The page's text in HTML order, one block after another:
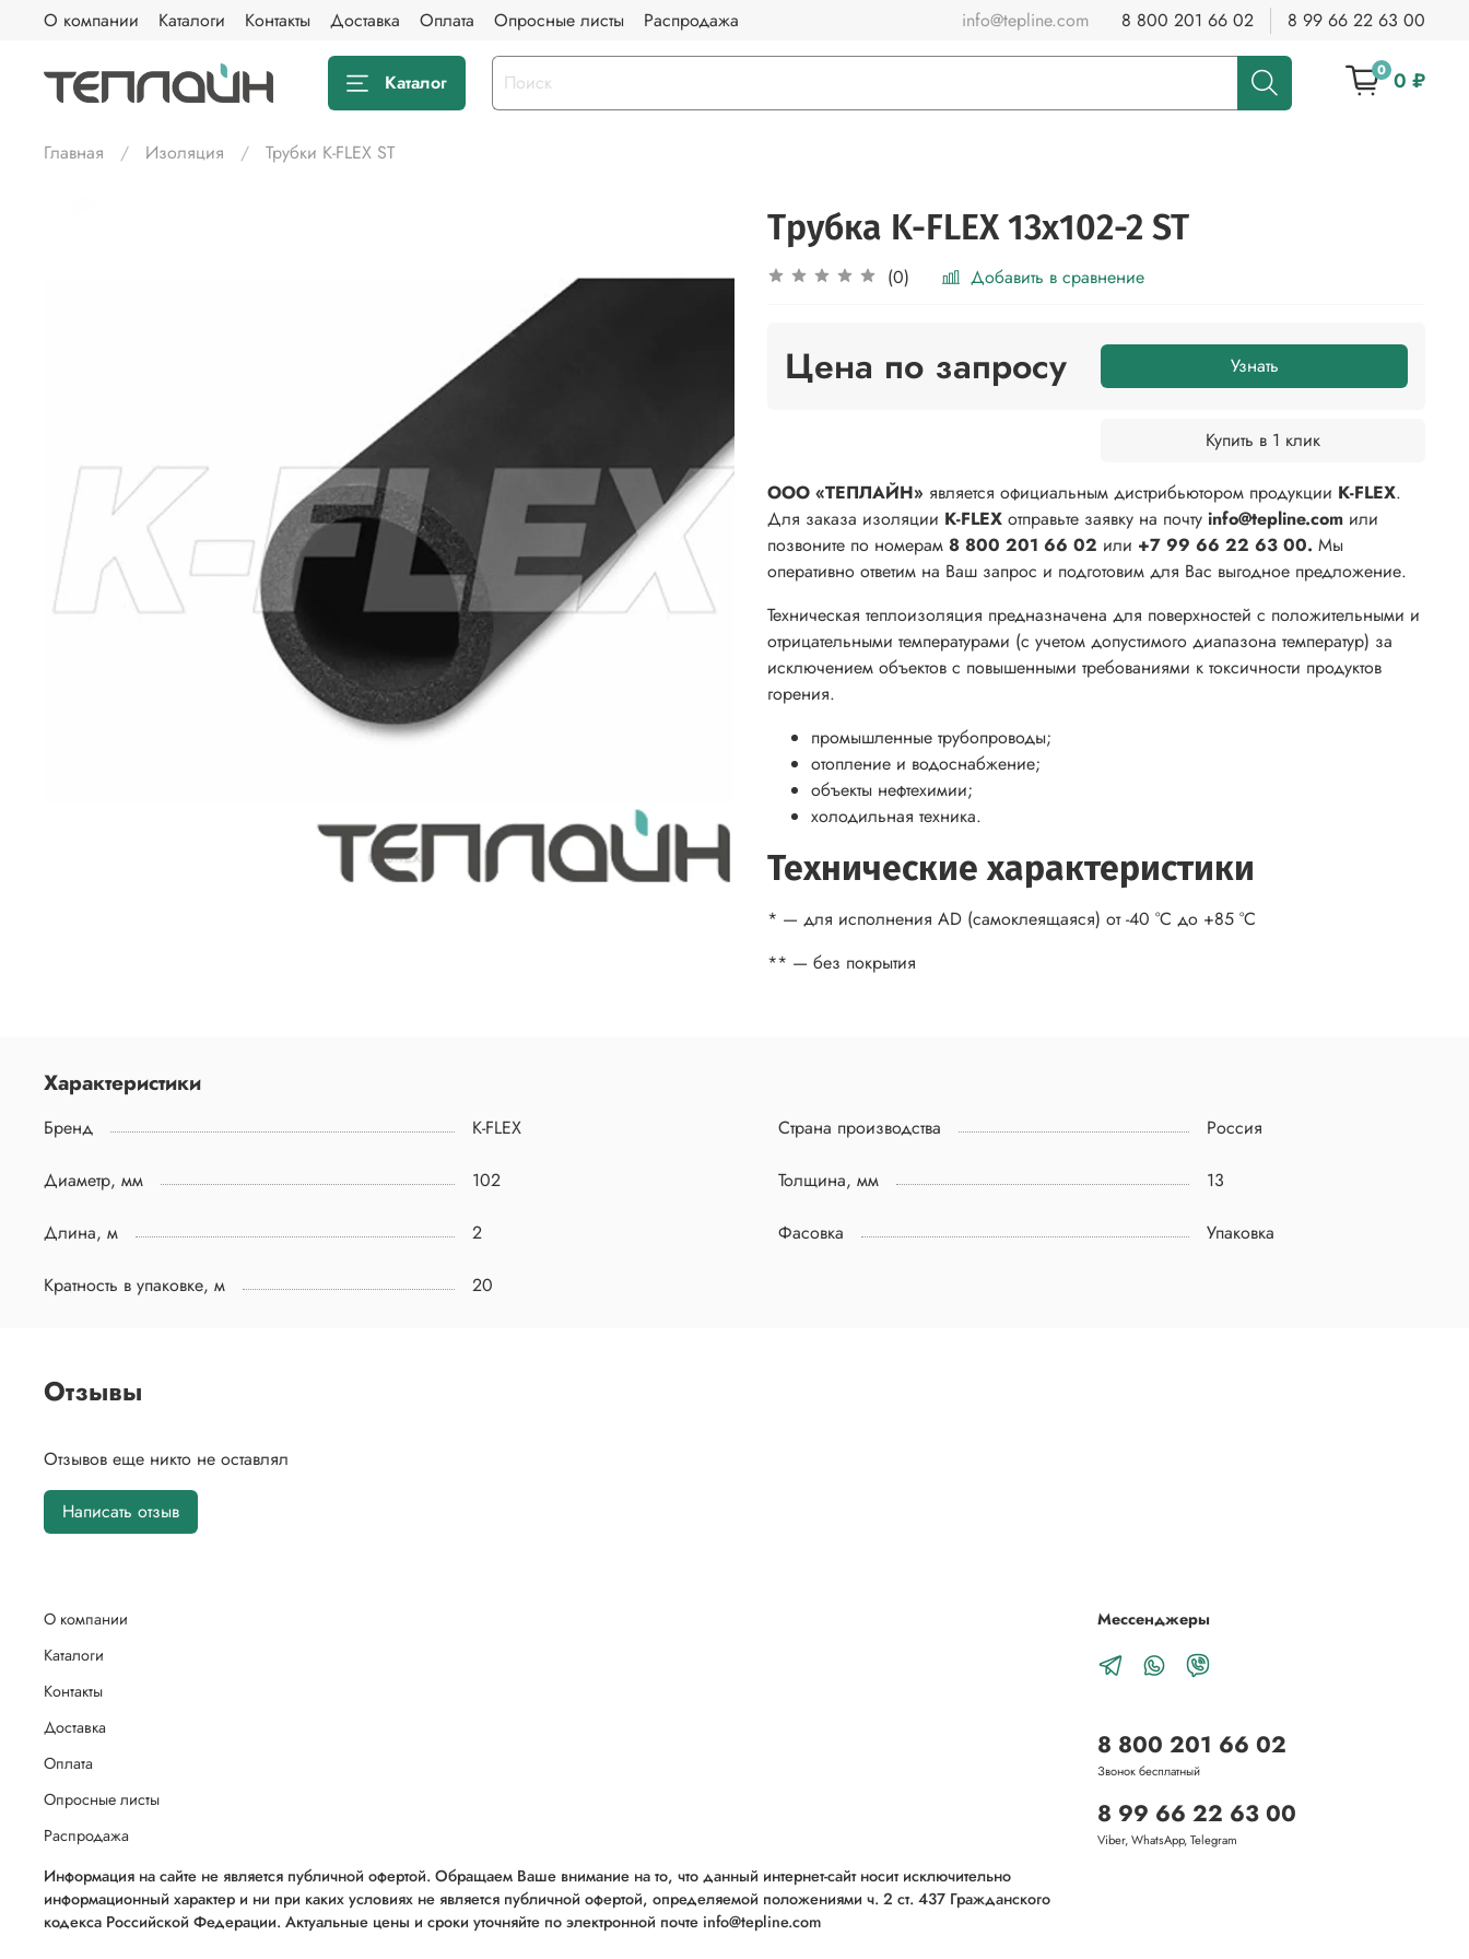
О компании Каталоги Контакты Доставка Оплата Опросные листы Распродажа info@tepline.com 8 800 201 66 02 8 99 66 22 63 00
Каталог 0 0 ₽
Главная Изоляция Трубки K-FLEX ST
Трубка K-FLEX 13x102-2 ST
(0) Добавить в сравнение
Цена по запросу Узнать
Купить в 1 клик
ООО «ТЕПЛАЙН» является официальным дистрибьютором продукции K-FLEX.
Для заказа изоляции K-FLEX отправьте заявку на почту info@tepline.com или
позвоните по номерам 8 800 201 66 02 или +7 99 66 22 63 00. Мы
оперативно ответим на Ваш запрос и подготовим для Вас выгодное предложение.
Техническая теплоизоляция предназначена для поверхностей с положительными и
отрицательными температурами (с учетом допустимого диапазона температур) за
исключением объектов с повышенными требованиями к токсичности продуктов
горения.
промышленные трубопроводы;
отопление и водоснабжение;
объекты нефтехимии;
холодильная техника.
Технические характеристики
* — для исполнения AD (самоклеящаяся) от -40 °С до +85 °С
** — без покрытия
Характеристики
Бренд K-FLEX Страна производства Россия
Диаметр, мм 102 Толщина, мм 13
Длина, м 2 Фасовка Упаковка
Кратность в упаковке, м 20
Отзывы
Отзывов еще никто не оставлял
Написать отзыв
О компании
Каталоги
Контакты
Доставка
Оплата
Опросные листы
Распродажа
Информация на сайте не является публичной офертой. Обращаем Ваше внимание на то, что данный интернет-сайт носит исключительно
информационный характер и ни при каких условиях не является публичной офертой, определяемой положениями ч. 2 ст. 437 Гражданского
кодекса Российской Федерации. Актуальные цены и сроки уточняйте по электронной почте info@tepline.com
Мессенджеры
8 800 201 66 02
Звонок бесплатный
8 99 66 22 63 00
Viber, WhatsApp, Telegram